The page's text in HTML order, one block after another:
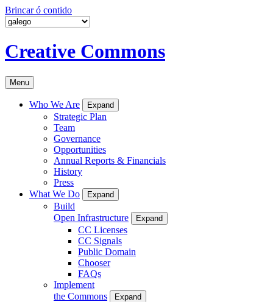
Brincar ó contido
Creative Commons
Menu
Who We Are Expand
Strategic Plan
Team
Governance
Opportunities
Annual Reports & Financials
History
Press
What We Do
Expand
Build
Open Infrastructure
Expand
CC Licenses
CC Signals
Public Domain
Chooser
FAQs
Implement
the Commons
Expand